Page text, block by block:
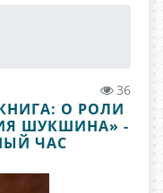
36
О РОЛИ
ШУКШИНА» -
ЧАС